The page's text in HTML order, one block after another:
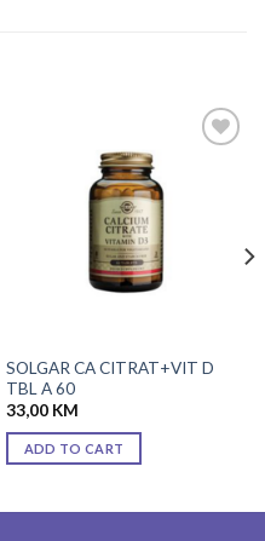
SOLGAR CA CITRAT+VIT D
TBL A 60
33,00 KM
ADD TO CART